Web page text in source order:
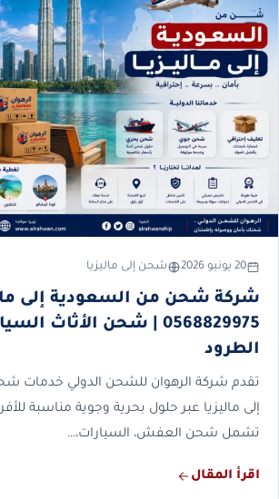
20 يونيو 2026 شحن إلى ماليزيا
شركة شحن من السعودية إلى
0568829975 | شحن الأثاث
الطرود
تقدم شركة الرهوان للشحن الدولي خدمات
إلى ماليزيا عبر حلول بحرية وجوية مناسبة
تشمل شحن العفش، السيارات،…
اقرأ المقال